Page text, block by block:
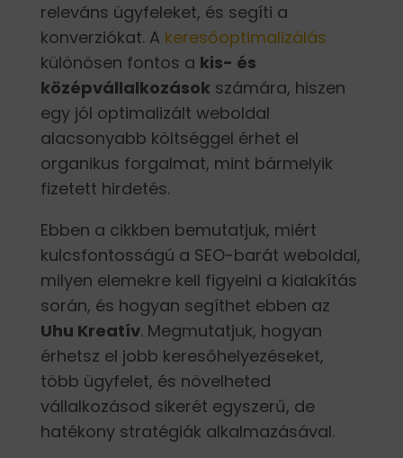
releváns ügyfeleket, és segíti a
konverziókat. A keresőoptimalizálás
különösen fontos a kis- és
középvállalkozásokszámára, hiszen
egy jól optimalizált weboldal
alacsonyabb költséggel érhet el
organikus forgalmat, mint bármelyik
fizetett hirdetés.
Ebben a cikkben bemutatjuk, miért
kulcsfontosságú a SEO-barát weboldal,
milyen elemekre kell figyelni a kialakítás
során, és hogyan segíthet ebben az
Uhu Kreatív. Megmutatjuk, hogyan
érhetsz el jobb keresőhelyezéseket,
több ügyfelet, és növelheted
vállalkozásod sikerét egyszerű, de
hatékony stratégiák alkalmazásával.